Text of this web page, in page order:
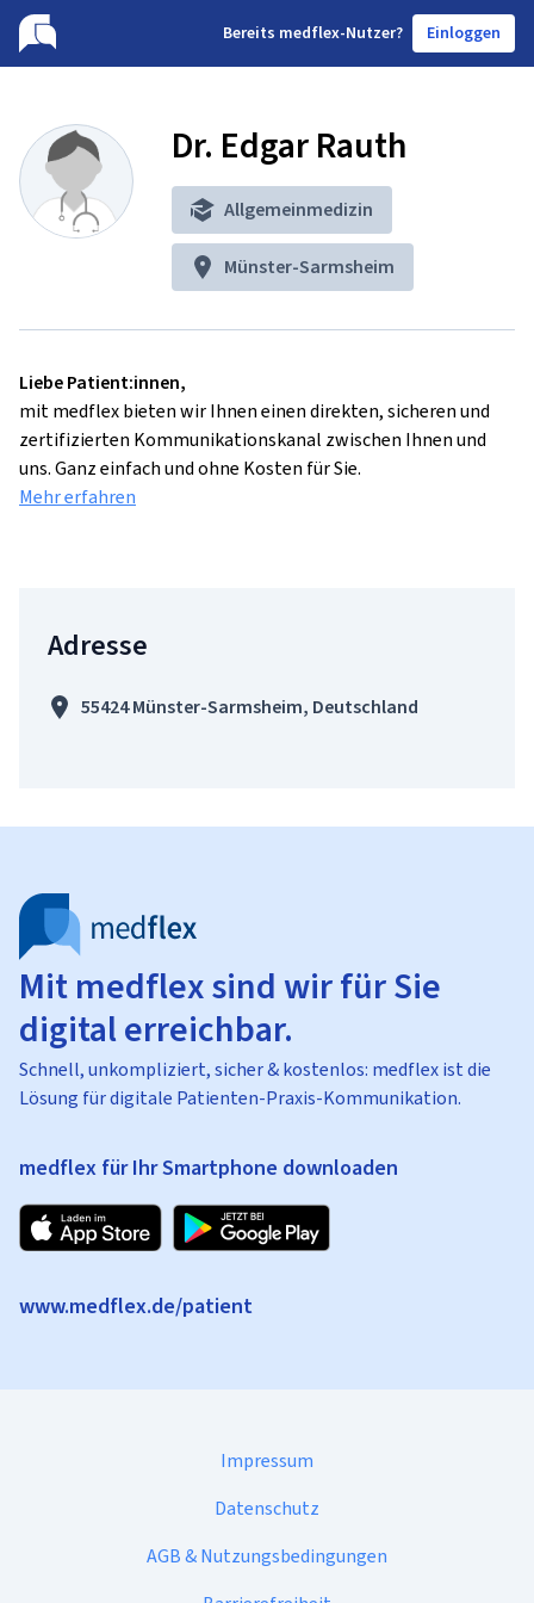
Bereits medflex-Nutzer? Einloggen
Dr. Edgar Rauth
Allgemeinmedizin
Münster-Sarmsheim
Liebe Patient:innen,
mit medflex bieten wir Ihnen einen direkten, sicheren und
zertifizierten Kommunikationskanal zwischen Ihnen und
uns. Ganz einfach und ohne Kosten für Sie.
Mehr erfahren
Adresse
55424 Münster-Sarmsheim, Deutschland
Mit medflex sind wir für Sie
digital erreichbar.
Schnell, unkompliziert, sicher & kostenlos: medflex ist die
Lösung für digitale Patienten-Praxis-Kommunikation.
medflex für Ihr Smartphone downloaden
www.medflex.de/patient
Impressum
Datenschutz
AGB & Nutzungsbedingungen